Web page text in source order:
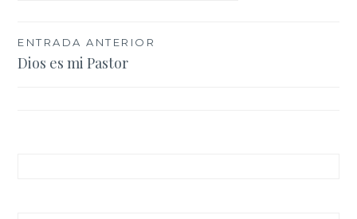
Navegación
de
ENTRADA ANTERIOR
Dios es mi Pastor